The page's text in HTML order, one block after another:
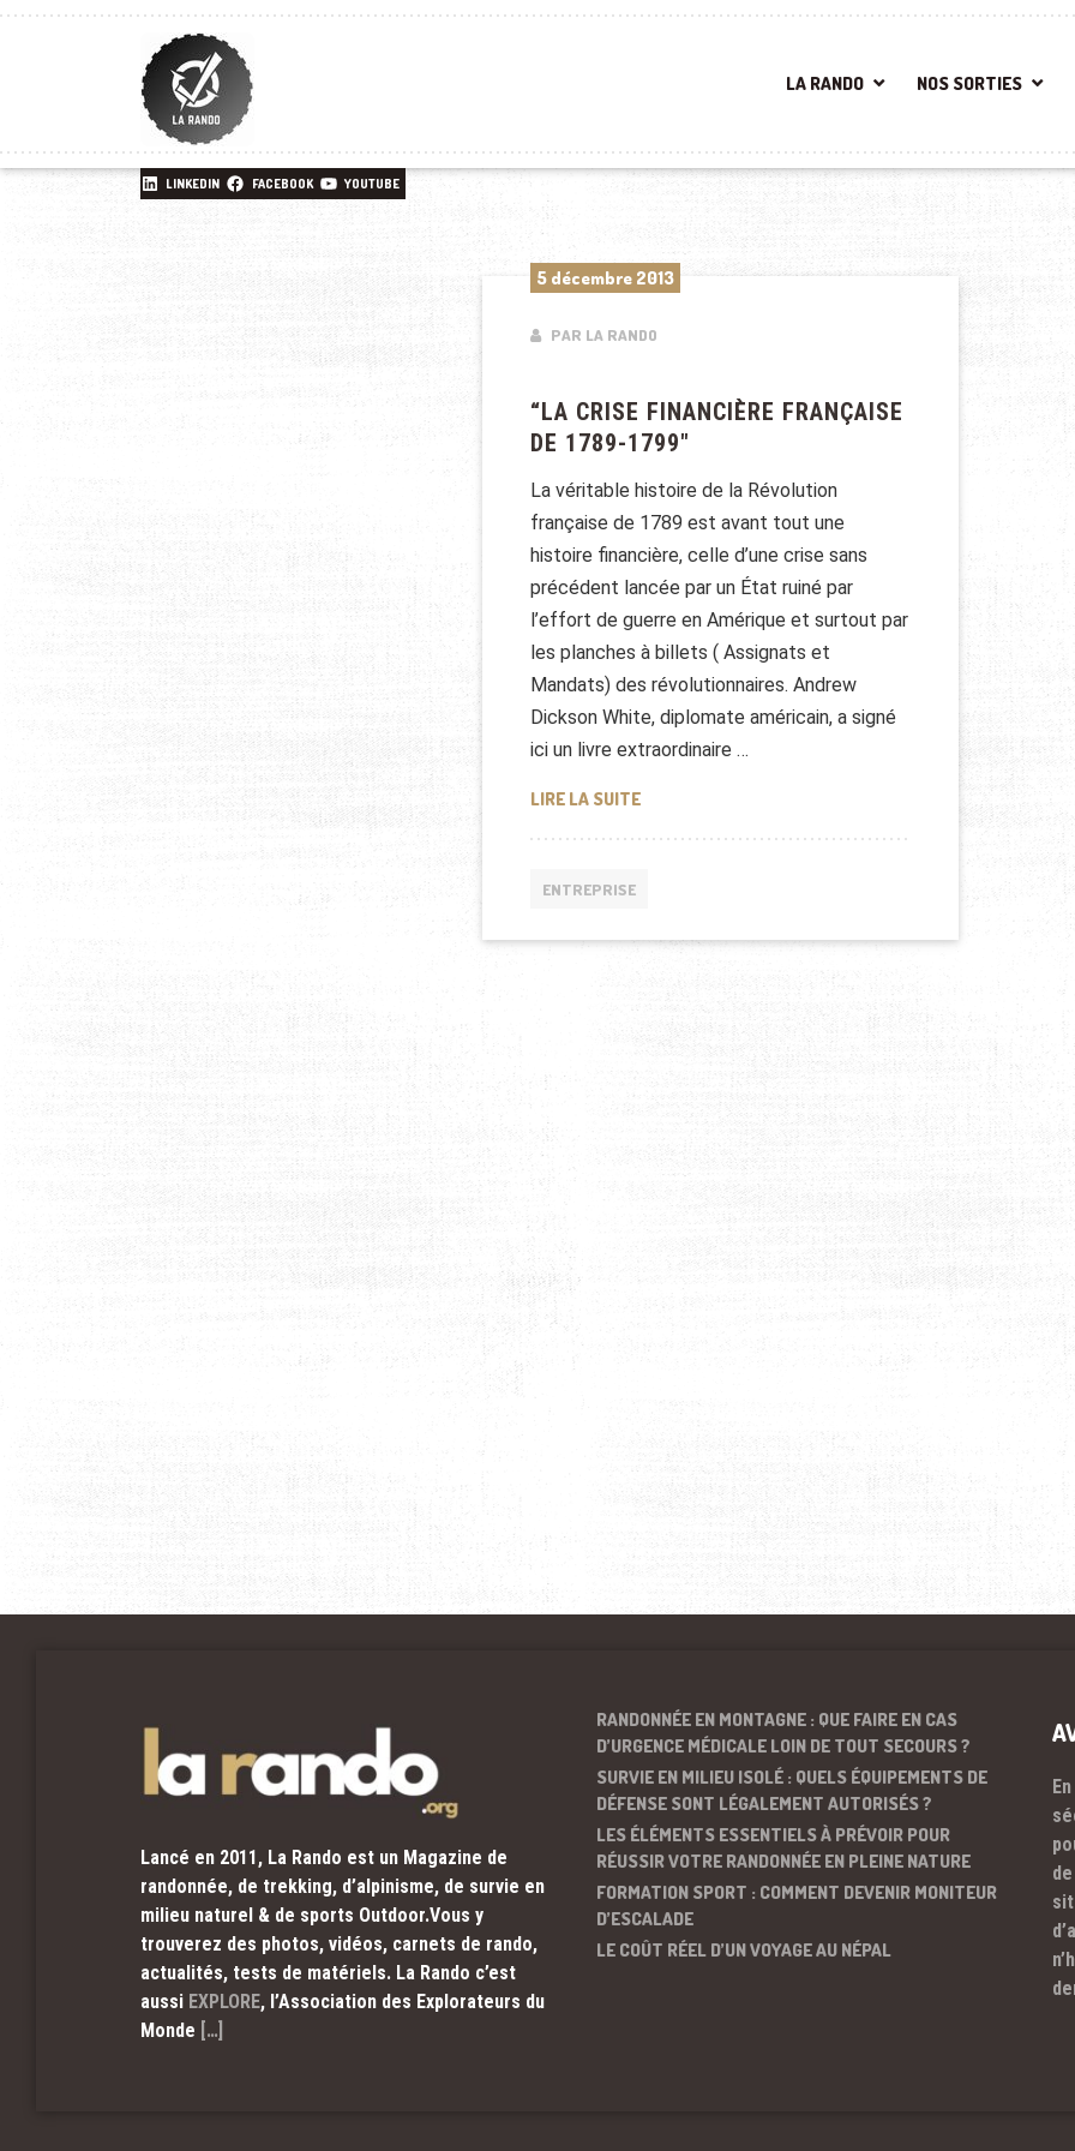
LA RANDO NOS SORTIES
LINKEDIN FACEBOOK YOUTUBE
5 décembre 2013
PAR LA RANDO
“LA CRISE FINANCIÈRE FRANÇAISE
DE 1789-1799″
La véritable histoire de la Révolution
française de 1789 est avant tout une
histoire financière, celle d’une crise sans
précédent lancée par un État ruiné par
l’effort de guerre en Amérique et surtout par
les planches à billets ( Assignats et
Mandats) des révolutionnaires. Andrew
Dickson White, diplomate américain, a signé
ici un livre extraordinaire …
LIRE LA SUITE“LA CRISE FINANCIÈRE FRANÇAISE DE 1789-1799″
ENTREPRISE
Lancé en 2011, La Rando est un Magazine de
randonnée, de trekking, d’alpinisme, de survie en
milieu naturel & de sports Outdoor.Vous y
trouverez des photos, vidéos, carnets de rando,
actualités, tests de matériels. La Rando c’est
aussi EXPLORE, l’Association des Explorateurs du
Monde […]
RANDONNÉE EN MONTAGNE : QUE FAIRE EN CAS
D’URGENCE MÉDICALE LOIN DE TOUT SECOURS ?
SURVIE EN MILIEU ISOLÉ : QUELS ÉQUIPEMENTS DE
DÉFENSE SONT LÉGALEMENT AUTORISÉS ?
LES ÉLÉMENTS ESSENTIELS À PRÉVOIR POUR
RÉUSSIR VOTRE RANDONNÉE EN PLEINE NATURE
FORMATION SPORT : COMMENT DEVENIR MONITEUR
D’ESCALADE
LE COÛT RÉEL D’UN VOYAGE AU NÉPAL